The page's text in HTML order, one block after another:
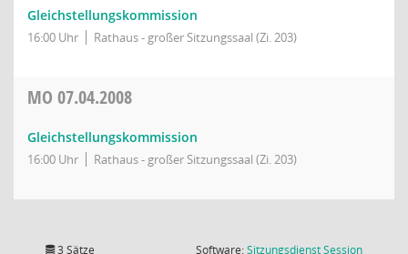
Gleichstellungskommission
16:00 Uhr Rathaus - großer Sitzungssaal (Zi. 203)
MO 07.04.2008
Gleichstellungskommission
16:00 Uhr Rathaus - großer Sitzungssaal (Zi. 203)
3 Sätze Software:SitzungsdienstSession(Wird in